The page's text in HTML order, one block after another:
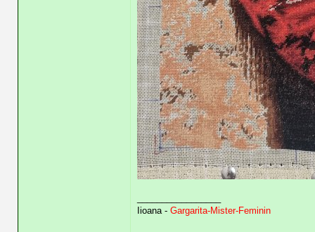
Iioana - Gargarita-Mister-Feminin